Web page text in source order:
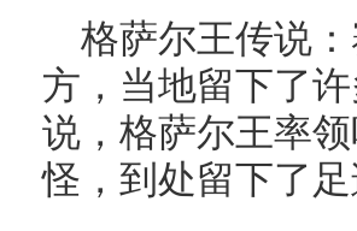
格萨尔王传说
方，当地留下了
说，格萨尔王率
怪，到处留下了足